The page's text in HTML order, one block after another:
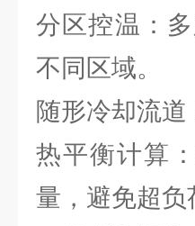
分区控温：
不同区域。
随形冷却流
热平衡计算
量，避免超负